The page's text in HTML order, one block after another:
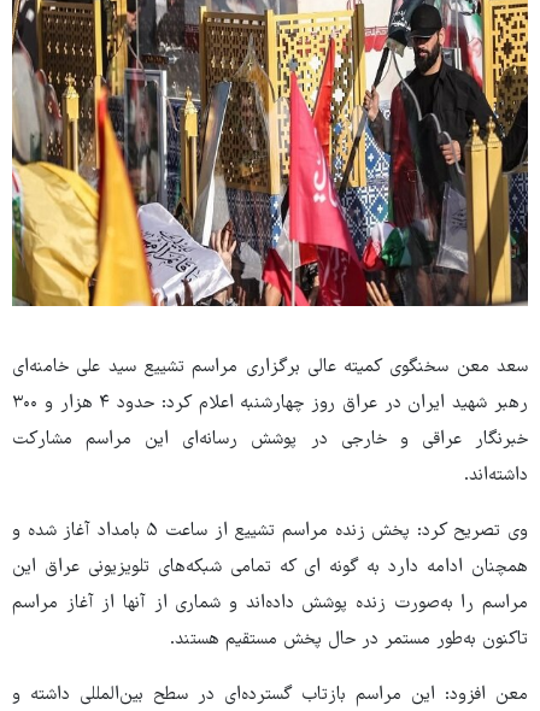
سعد معن سخنگوی کمیته عالی برگزاری مراسم تشییع سید علی خامنه‌ای
رهبر شهید ایران در عراق روز چهارشنبه اعلام کرد: حدود ۴ هزار و ۳۰۰
خبرنگار عراقی و خارجی در پوشش رسانه‌ای این مراسم مشارکت
داشته‌اند.
وی تصریح کرد: پخش زنده مراسم تشییع از ساعت ۵ بامداد آغاز شده و
همچنان ادامه دارد به گونه ای که تمامی شبکه‌های تلویزیونی عراق این
مراسم را به‌صورت زنده پوشش داده‌اند و شماری از آنها از آغاز مراسم
تاکنون به‌طور مستمر در حال پخش مستقیم هستند.
معن افزود: این مراسم بازتاب گسترده‌ای در سطح بین‌المللی داشته و